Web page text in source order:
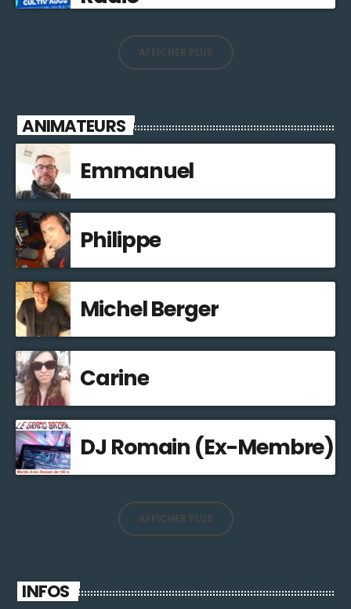
AFFICHER PLUS
ANIMATEURS
Emmanuel
Philippe
Michel Berger
Carine
DJ Romain (Ex-Membre)
AFFICHER PLUS
INFOS